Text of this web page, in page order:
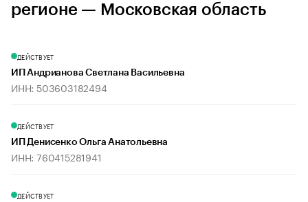
регионе — Московская область
ДЕЙСТВУЕТ
ИП Андрианова Светлана Васильевна
ИНН: 503603182494
ДЕЙСТВУЕТ
ИП Денисенко Ольга Анатольевна
ИНН: 760415281941
ДЕЙСТВУЕТ